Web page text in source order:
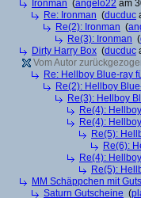
Ironman (angelo22 am
Re: Ironman (ducduc
Re(2): Ironman (
Re(3): Ironman (
Dirty Harry Box (ducduc
Vom Autor
Re: Hellboy Blue-ray
Re(2): Hellboy
Re(3): Hellboy
Re(4):
Re(4):
Re(5):
Re(6):
Re(4):
Re(5):
MM Schäppchen mit
Saturn Gutscheine (